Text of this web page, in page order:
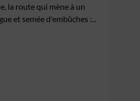
la route qui mène à un
et semée d'embûches :...